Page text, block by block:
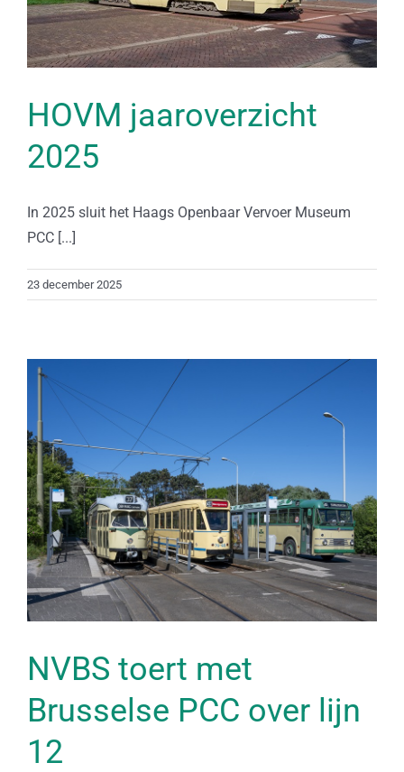
HOVM jaaroverzicht
2025
In 2025 sluit het Haags Openbaar Vervoer Museum
PCC [...]
23 december 2025
NVBS toert met
Brusselse PCC over lijn
12